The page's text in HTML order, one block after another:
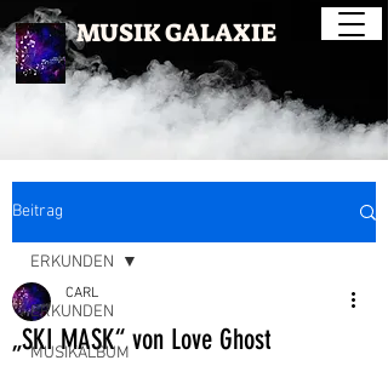
MUSIK GALAXIE
Beitrag
ERKUNDEN
MUSIKALBUM
ERKUNDEN
„SKI MASK“ von Love Ghost
CARL